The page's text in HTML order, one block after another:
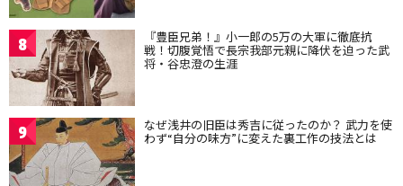
8 『豊臣兄弟！』小一郎の5万の大軍に徹底抗
戦！切腹覚悟で長宗我部元親に降伏を迫った武
将・谷忠澄の生涯
9 なぜ浅井の旧臣は秀吉に従ったのか？ 武力を使
わず“自分の味方”に変えた裏工作の技法とは